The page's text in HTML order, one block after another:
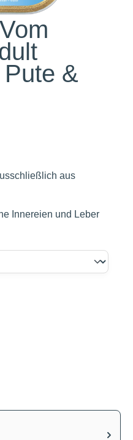
&
aus
Innereien und Leber